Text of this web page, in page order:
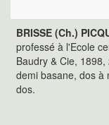
BRISSE (Ch.)
professé à l'Ecole
Baudry & Cie,
demi basane, dos à
dos.